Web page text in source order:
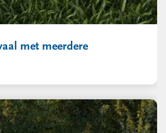
met meerdere